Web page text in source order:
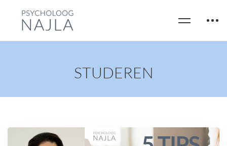
STUDEREN